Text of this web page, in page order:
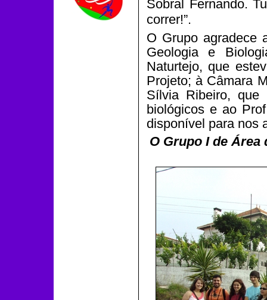
Sobral Fernando.
correr!”.
O Grupo agradece
Geologia e
Naturtejo, que
Projeto; à Câmara
Sílvia Ribeiro, que
biológicos e ao
disponível para nos
O Grupo I de Área